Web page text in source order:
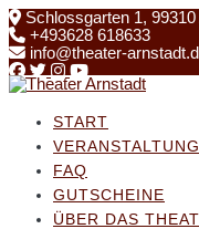
Skip
to
content
Schlossgarten 1,
+493628 618633
info@theater-
START
FAQ
GUTSCHEINE
ÜBER DAS